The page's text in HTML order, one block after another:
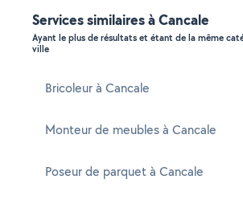
Services similaires à Cancale
Ayant le plus de résultats et étant de la même
ville
Bricoleur à Cancale
Monteur de meubles à Cancale
Poseur de parquet à Cancale